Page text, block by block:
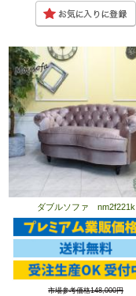
ダブルソファ nm2f221k
市場参考価格148,000円